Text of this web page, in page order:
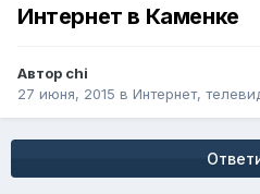
Интернет в Каменке
Автор chi
27 июня, 2015 в Интернет,